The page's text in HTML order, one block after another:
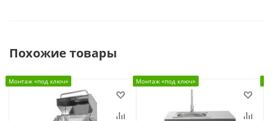
Похожие товары
Монтаж «под ключ» Монтаж «под ключ»